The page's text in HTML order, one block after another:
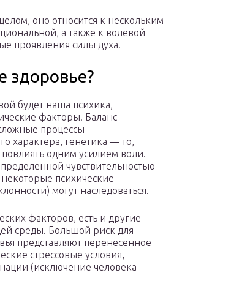
оно относится к нескольким
а также к волевой
проявления силы духа.
здоровье?
будет наша психика,
факторы. Баланс
процессы
характера, генетика — то,
одним усилием воли.
чувствительностью
психические
могут наследоваться.
факторов, есть и другие —
среды. Большой риск для
представляют перенесенное
стрессовые условия,
(исключение человека